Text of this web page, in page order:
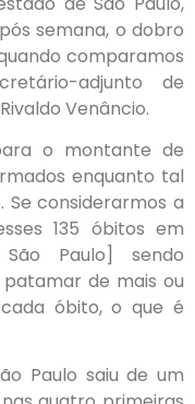
semana, o dobro
comparamos
adjunto de
Venâncio.
o montante de
enquanto tal
Se considerarmos a
135 óbitos em
Paulo] sendo
de mais ou
óbito, o que é
Paulo saiu de um